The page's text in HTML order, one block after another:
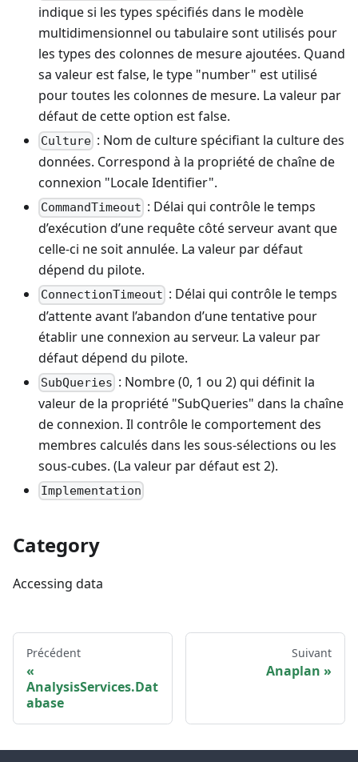
indique si les types spécifiés dans le modèle
multidimensionnel ou tabulaire sont utilisés pour
les types des colonnes de mesure ajoutées. Quand
sa valeur est false, le type "number" est utilisé
pour toutes les colonnes de mesure. La valeur par
défaut de cette option est false.
Culture : Nom de culture spécifiant la culture des
données. Correspond à la propriété de chaîne de
connexion "Locale Identifier".
CommandTimeout : Délai qui contrôle le temps
d’exécution d’une requête côté serveur avant que
celle-ci ne soit annulée. La valeur par défaut
dépend du pilote.
ConnectionTimeout : Délai qui contrôle le temps
d’attente avant l’abandon d’une tentative pour
établir une connexion au serveur. La valeur par
défaut dépend du pilote.
SubQueries : Nombre (0, 1 ou 2) qui définit la
valeur de la propriété "SubQueries" dans la chaîne
de connexion. Il contrôle le comportement des
membres calculés dans les sous-sélections ou les
sous-cubes. (La valeur par défaut est 2).
Implementation
Category
Accessing data
Précédent
AnalysisServices.Dat
abase
Suivant
Anaplan